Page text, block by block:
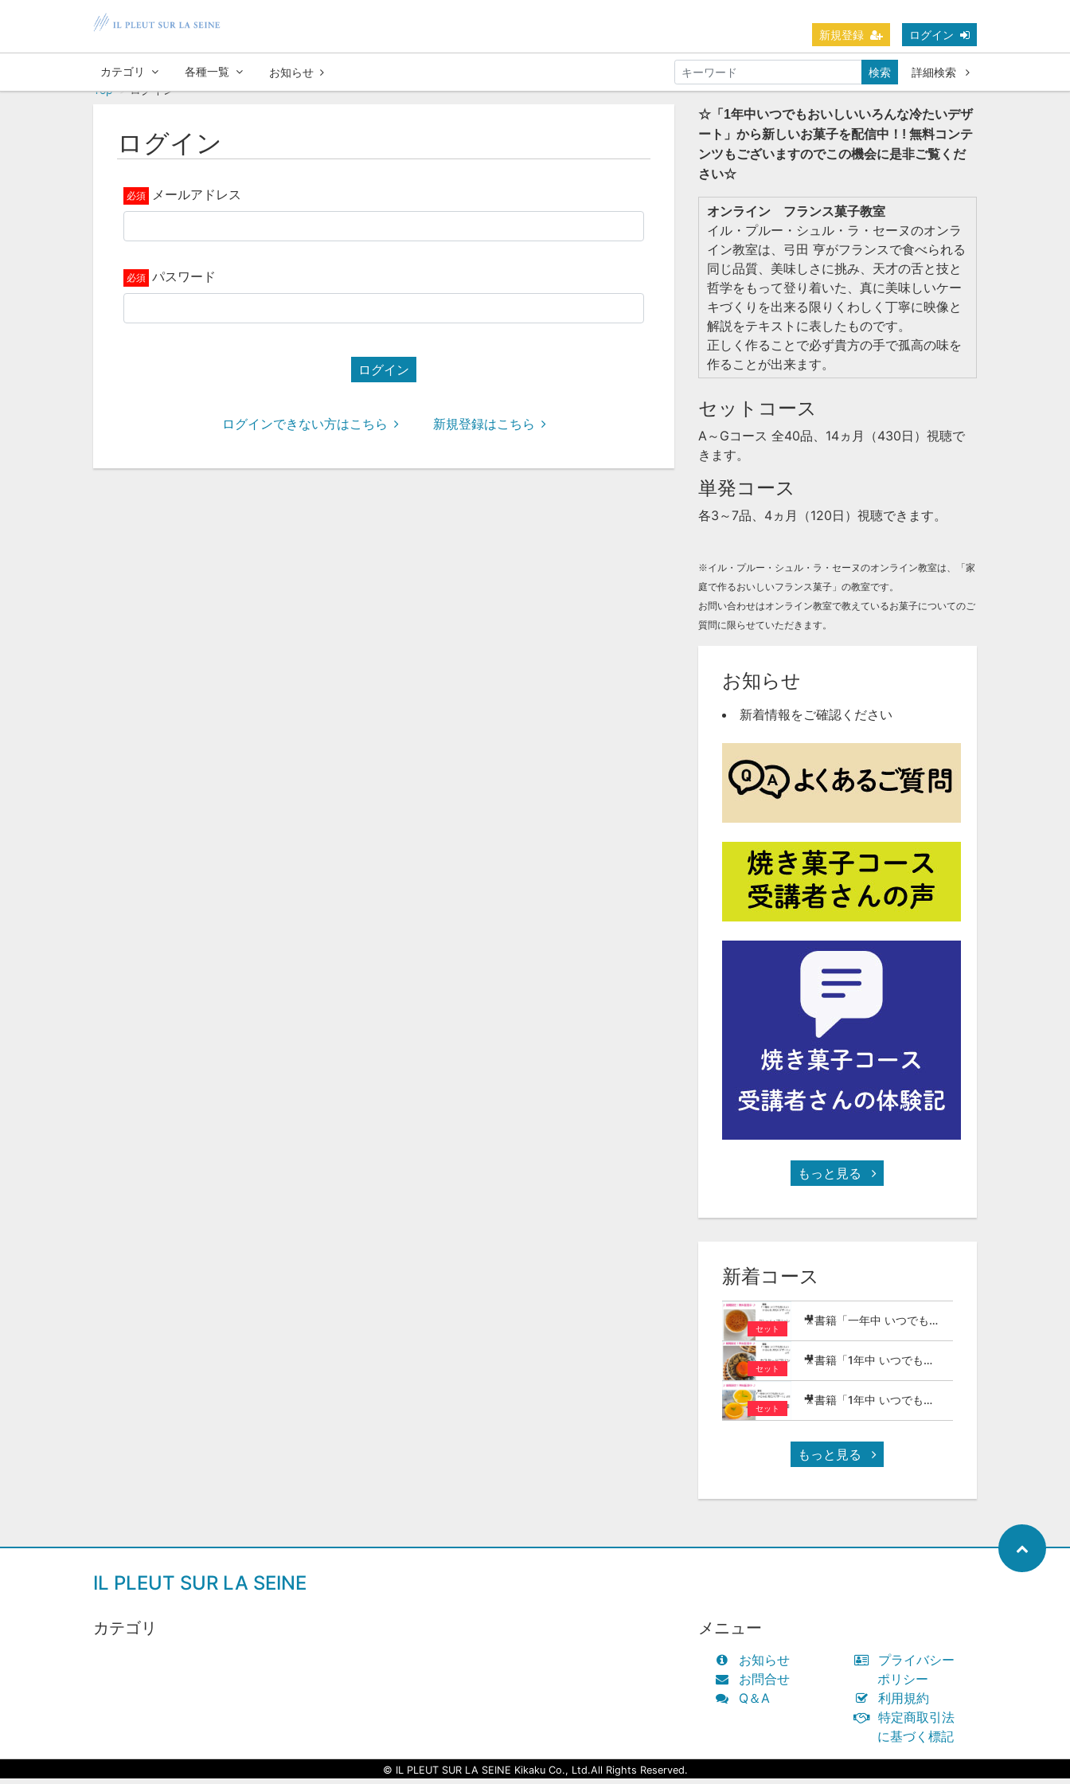
新規登録 ログイン
カテゴリ 各種一覧 お知らせ 検索
詳細検索
Top
ログイン
ログイン
メールアドレス
パスワード
ログイン
ログインできない方はこちら 新規登録はこちら
☆「1年中いつでもおいしいいろんな冷たいデザ
ート」から新しいお菓子を配信中！! 無料コンテ
ンツもございますのでこの機会に是非ご覧くだ
さい☆
オンライン フランス菓子教室
イル・プルー・シュル・ラ・セーヌのオンラ
イン教室は、弓田 亨がフランスで食べられる
同じ品質、美味しさに挑み、天才の舌と技と
哲学をもって登り着いた、真に美味しいケー
キづくりを出来る限りくわしく丁寧に映像と
解説をテキストに表したものです。
正しく作ることで必ず貴方の手で孤高の味を
作ることが出来ます。
セットコース
A～Gコース 全40品、14ヵ月（430日）視聴で
きます。
単発コース
各3～7品、4ヵ月（120日）視聴できます。
※イル・プルー・シュル・ラ・セーヌのオンライン教室は、「家
庭で作るおいしいフランス菓子」の教室です。
お問い合わせはオンライン教室で教えているお菓子についてのご
質問に限らせていただきます。
お知らせ
新着情報をご確認ください
もっと見る
新着コース
セット
🎥書籍「一年中 いつでもおいしい いろんな 冷たいデザート」より クレーム・ブリュレ
セット
🎥書籍「1年中 いつでもおいしい いろんな 冷たいデザート」より カスタードプリン
セット
🎥書籍「1年中 いつでもおいしい いろんな 冷たいデザート」より 柑橘ゼリー2種
もっと見る
IL PLEUT SUR LA SEINE
カテゴリ メニュー
お知らせ
お問合せ
Q＆A
プライバシー
ポリシー
利用規約
特定商取引法
に基づく標記
© IL PLEUT SUR LA SEINE Kikaku Co., Ltd.All Rights Reserved.